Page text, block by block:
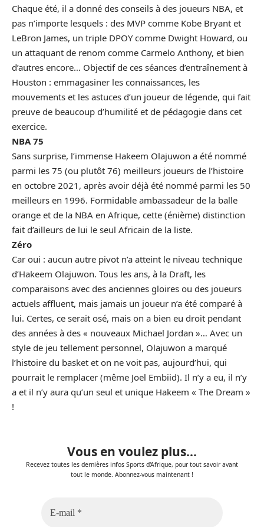
Chaque été, il a donné des conseils à des joueurs NBA, et
pas n’importe lesquels : des MVP comme Kobe Bryant et
LeBron James, un triple DPOY comme Dwight Howard, ou
un attaquant de renom comme Carmelo Anthony, et bien
d’autres encore… Objectif de ces séances d’entraînement à
Houston : emmagasiner les connaissances, les
mouvements et les astuces d’un joueur de légende, qui fait
preuve de beaucoup d’humilité et de pédagogie dans cet
exercice.
NBA 75
Sans surprise, l’immense Hakeem Olajuwon a été nommé
parmi les 75 (ou plutôt 76) meilleurs joueurs de l’histoire
en octobre 2021, après avoir déjà été nommé parmi les 50
meilleurs en 1996. Formidable ambassadeur de la balle
orange et de la NBA en Afrique, cette (énième) distinction
fait d’ailleurs de lui le seul Africain de la liste.
Zéro
Car oui : aucun autre pivot n’a atteint le niveau technique
d’Hakeem Olajuwon. Tous les ans, à la Draft, les
comparaisons avec des anciennes gloires ou des joueurs
actuels affluent, mais jamais un joueur n’a été comparé à
lui. Certes, ce serait osé, mais on a bien eu droit pendant
des années à des « nouveaux Michael Jordan »… Avec un
style de jeu tellement personnel, Olajuwon a marqué
l’histoire du basket et on ne voit pas, aujourd’hui, qui
pourrait le remplacer (même Joel Embiid). Il n’y a eu, il n’y
a et il n’y aura qu’un seul et unique Hakeem « The Dream »
!
Vous en voulez plus...
Recevez toutes les dernières infos Sports d'Afrique, pour tout savoir avant
tout le monde. Abonnez-vous maintenant !